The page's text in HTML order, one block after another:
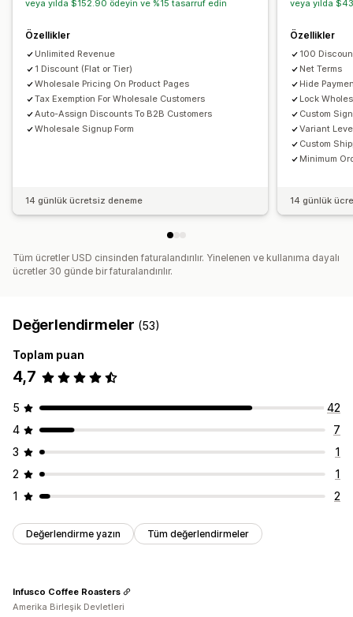
Ürün görünürlüğü
veya yılda $152.90 ödeyin ve %15 tasarruf edin
Özellikler
Unlimited Revenue
1 Discount (Flat or Tier)
Wholesale Pricing On Product Pages
Tax Exemption For Wholesale Customers
Auto-Assign Discounts To B2B Customers
Wholesale Signup Form
14 günlük ücretsiz deneme
veya yılda
Özellikler
100
Net Terms
Hide
Lock
Custom
Variant
Custom
Minimum
14 günlük
Tüm ücretler USD cinsinden faturalandırılır. Yinelenen ve kullanıma dayalı
ücretler 30 günde bir faturalandırılır.
Değerlendirmeler (53)
Toplam puan
4,7
5
42
4
7
3
1
2
1
1
2
Değerlendirme yazın Tüm değerlendirmeler
Infusco Coffee Roasters
Amerika Birleşik Devletleri